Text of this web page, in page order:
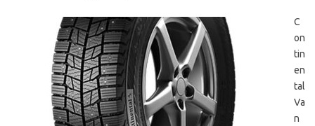
C
on
tin
en
tal
Va
n